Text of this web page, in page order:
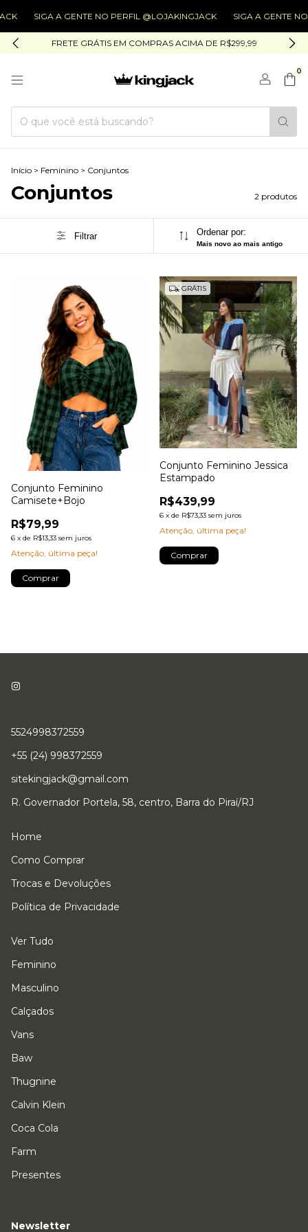
SIGA A GENTE NO PERFIL @LOJAKINGJACK SIGA A GENTE
FRETE GRÁTIS EM COMPRAS ACIMA DE R$299,99
0
Início > Feminino > Conjuntos
Conjuntos 2 produtos
Filtrar Ordenar por:
Mais novo ao mais antigo
Conjunto Feminino
Camisete+Bojo
R$79,99
6 x de R$13,33 sem juros
Atenção, última peça!
Comprar
GRÁTIS
Conjunto Feminino Jessica
Estampado
R$439,99
6 x de R$73,33 sem juros
Atenção, última peça!
Comprar
5524998372559
+55 (24) 998372559
sitekingjack@gmail.com
R. Governador Portela, 58, centro, Barra do Piraí/RJ
Home
Como Comprar
Trocas e Devoluções
Política de Privacidade
Ver Tudo
Feminino
Masculino
Calçados
Vans
Baw
Thugnine
Calvin Klein
Coca Cola
Farm
Presentes
Newsletter